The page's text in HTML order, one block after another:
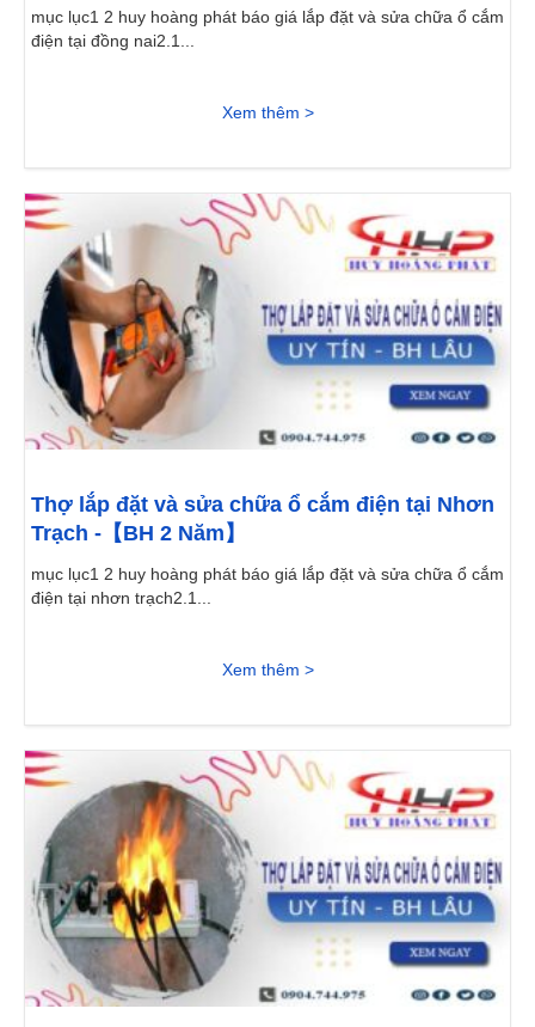
mục lục1 2 huy hoàng phát báo giá lắp đặt và sửa chữa ổ cắm
điện tại đồng nai2.1...
Xem thêm >
Thợ lắp đặt và sửa chữa ổ cắm điện tại Nhơn
Trạch -【BH 2 Năm】
mục lục1 2 huy hoàng phát báo giá lắp đặt và sửa chữa ổ cắm
điện tại nhơn trạch2.1...
Xem thêm >